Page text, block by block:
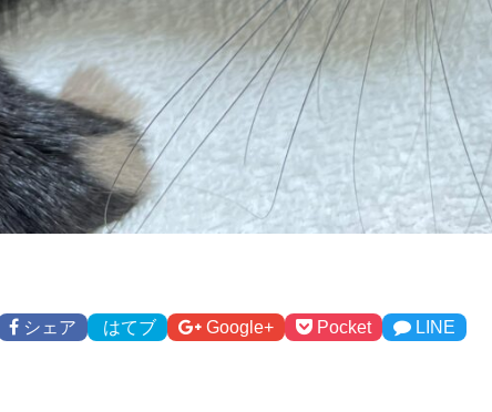
シェア はてブ Google+ Pocket LINE